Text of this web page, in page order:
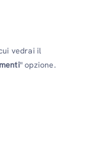
vedrai il
" opzione.